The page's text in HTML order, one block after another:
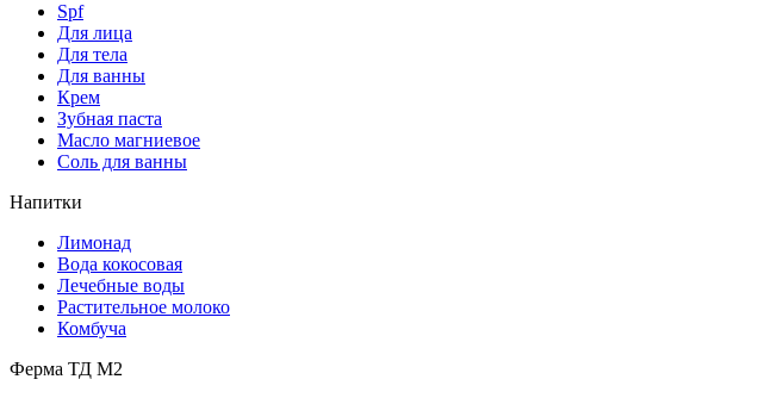
Spf
Для лица
Для тела
Для ванны
Крем
Зубная паста
Масло магниевое
Соль для ванны
Напитки
Лимонад
Вода кокосовая
Лечебные воды
Растительное молоко
Комбуча
Ферма ТД М2